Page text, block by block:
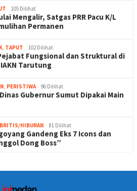
105 Dilihat
Mengalir, Satgas PRR Pacu K/L
Permanen
, TAPUT 102 Dilihat
Fungsional dan Struktural di
Tarutung
, PERISTIWA 96 Dilihat
Gubernur Sumut Dipakai Main
HIBURAN 81 Dilihat
Gandeng Eks 7 Icons dan
Dong Boss”